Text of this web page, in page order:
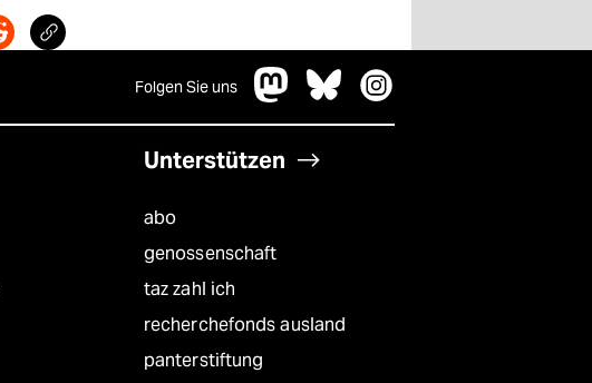
Folgen Sie uns
Unterstützen
abo
genossenschaft
taz zahl ich
recherchefonds ausland
panterstiftung